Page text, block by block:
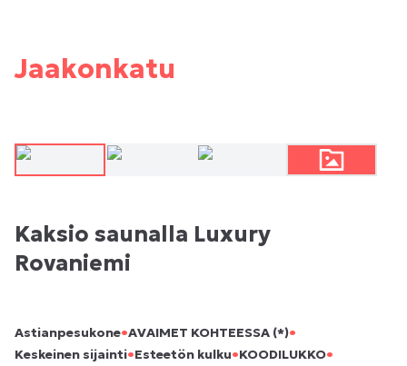
Jaakonkatu
Kaksio saunalla Luxury
Rovaniemi
Astianpesukone•AVAIMET KOHTEESSA (*)•
Keskeinen sijainti•Esteetön kulku•KOODILUKKO•